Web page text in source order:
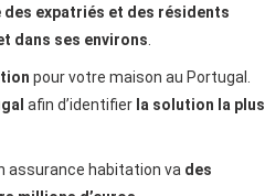
expatriés et des résidents
dans ses environs
pour votre maison au Portugal.
afin d’identifier la solution la plus
assurance habitation va des